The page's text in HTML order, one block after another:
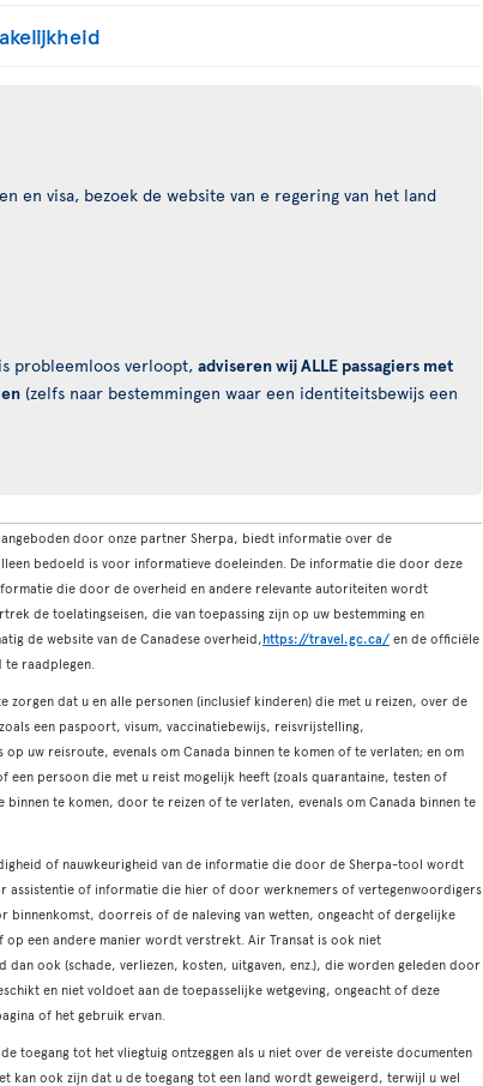
en visa, bezoek de website van e regering van het land
probleemloos verloopt, adviseren wij ALLE passagiers met
(zelfs naar bestemmingen waar een identiteitsbewijs een
door onze partner Sherpa, biedt informatie over de
bedoeld is voor informatieve doeleinden. De informatie die door deze
die door de overheid en andere relevante autoriteiten wordt
de toelatingseisen, die van toepassing zijn op uw bestemming en
de website van de Canadese overheid,https://travel.gc.ca/ en de officiële
te raadplegen.
dat u en alle personen (inclusief kinderen) die met u reizen, over de
een paspoort, visum, vaccinatiebewijs, reisvrijstelling,
uw reisroute, evenals om Canada binnen te komen of te verlaten; en om
een persoon die met u reist mogelijk heeft (zoals quarantaine, testen of
te komen, door te reizen of te verlaten, evenals om Canada binnen te
of nauwkeurigheid van de informatie die door de Sherpa-tool wordt
assistentie of informatie die hier of door werknemers of vertegenwoordigers
doorreis of de naleving van wetten, ongeacht of dergelijke
een andere manier wordt verstrekt. Air Transat is ook niet
ook (schade, verliezen, kosten, uitgaven, enz.), die worden geleden door
en niet voldoet aan de toepasselijke wetgeving, ongeacht of deze
of het gebruik ervan.
toegang tot het vliegtuig ontzeggen als u niet over de vereiste documenten
kan ook zijn dat u de toegang tot een land wordt geweigerd, terwijl u wel